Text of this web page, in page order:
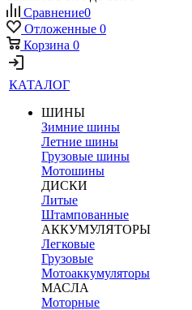
Сравнение0
Отложенные 0
Корзина 0
КАТАЛОГ
ШИНЫ
Зимние шины
Летние шины
Грузовые шины
Мотошины
ДИСКИ
Литые
Штампованные
АККУМУЛЯТОРЫ
Легковые
Грузовые
Мотоаккумуляторы
МАСЛА
Моторные